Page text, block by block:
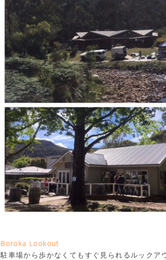
Boroka Lookout
駐車場から歩かなくてもすぐ見られるルックア